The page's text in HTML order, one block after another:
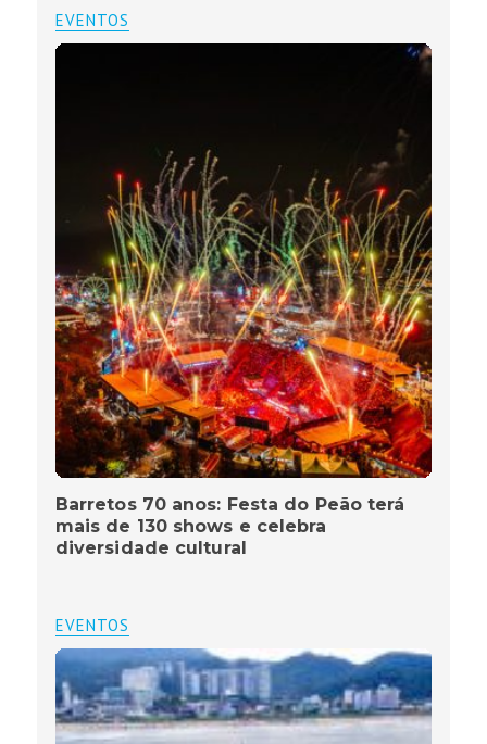
EVENTOS
Barretos 70 anos: Festa do Peão terá
mais de 130 shows e celebra
diversidade cultural
EVENTOS